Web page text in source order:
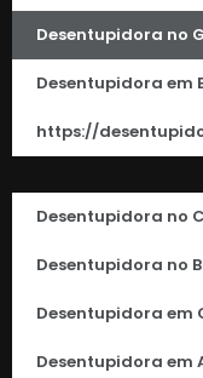
Desentupidora no
Desentupidora em
https://
Desentupidora no
Desentupidora no
Desentupidora em
Desentupidora em